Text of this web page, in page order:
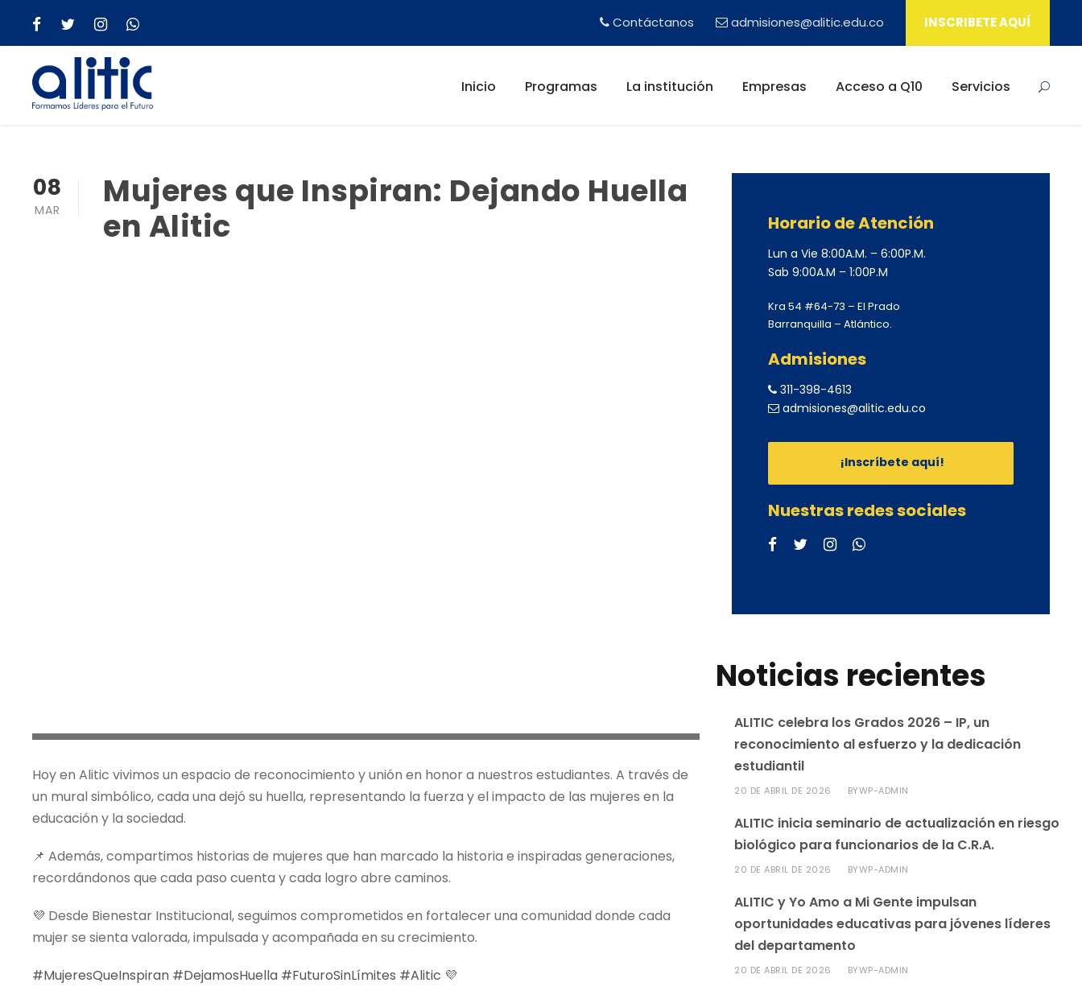
Contáctanos admisiones@alitic.edu.co INSCRIBETE AQUÍ
Inicio Programas La institución Empresas Acceso a Q10 Servicios
08
MAR
Mujeres que Inspiran: Dejando Huella
en Alitic
Hoy en Alitic vivimos un espacio de reconocimiento y unión en honor a nuestros estudiantes. A través de
un mural simbólico, cada una dejó su huella, representando la fuerza y ​​el impacto de las mujeres en la
educación y la sociedad.
📌 Además, compartimos historias de mujeres que han marcado la historia e inspiradas generaciones,
recordándonos que cada paso cuenta y cada logro abre caminos.
💜 Desde Bienestar Institucional, seguimos comprometidos en fortalecer una comunidad donde cada
mujer se sienta valorada, impulsada y acompañada en su crecimiento.
#MujeresQueInspiran #DejamosHuella #FuturoSinLímites #Alitic 💜
Horario de Atención
Lun a Vie 8:00A.M. – 6:00P.M.
Sab 9:00A.M – 1:00P.M
Kra 54 #64-73 – El Prado
Barranquilla – Atlántico.
Admisiones
311-398-4613
admisiones@alitic.edu.co
¡Inscríbete aquí!
Nuestras redes sociales
Noticias recientes
ALITIC celebra los Grados 2026 – IP, un
reconocimiento al esfuerzo y la dedicación
estudiantil
20 DE ABRIL DE 2026 BYWP-ADMIN
ALITIC inicia seminario de actualización en riesgo
biológico para funcionarios de la C.R.A.
20 DE ABRIL DE 2026 BYWP-ADMIN
ALITIC y Yo Amo a Mi Gente impulsan
oportunidades educativas para jóvenes líderes
del departamento
20 DE ABRIL DE 2026 BYWP-ADMIN